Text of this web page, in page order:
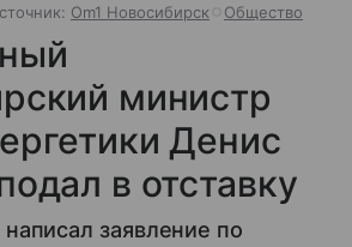
Om1 Новосибирск Общество
министр
Денис
в отставку
заявление по